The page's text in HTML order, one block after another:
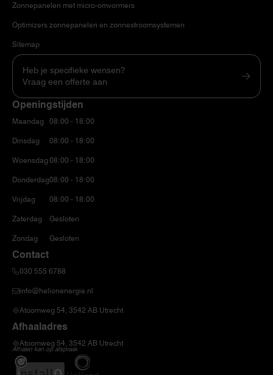
Zonnepanelen met micro-omvormers
Optimizers zonnepanelen en zonnestroomsystemen
Sitemap
Heb je specifieke wensen?
Vraag een offerte aan
Openingstijden
Maandag
Dinsdag
Woensdag
Donderdag
Vrijdag
Zaterdag
Zondag
08:00 - 18:00
08:00 - 18:00
08:00 - 18:00
08:00 - 18:00
08:00 - 18:00
Gesloten
Gesloten
Contact
030 555 6788
info@helionenergie.nl
Atoomweg 54, 3542 AB Utrecht
Afhaaladres
Atoomweg 54, 3542 AB Utrecht
Afhalen kan op afspraak